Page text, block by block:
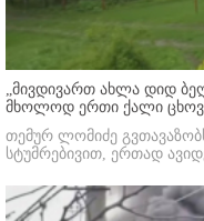
„მივდივართ ახლა დიდ
მხოლოდ ერთი ქალი
თემურ ლომიძე
სტუმრებივით, ერთად